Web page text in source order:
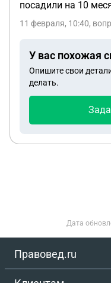
посадили на 10
11 февраля, 10:40,
У вас похожая
Опишите свои
делать.
Дата
Правовед.ru